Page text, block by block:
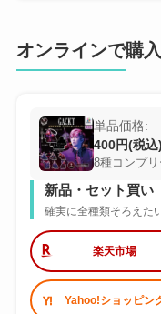
オンラインで購入
単品価格:
400円(税込)
8種コンプ
新品・セット買い
確実に全種類そろえた
楽天市場
Yahoo!ショッピン